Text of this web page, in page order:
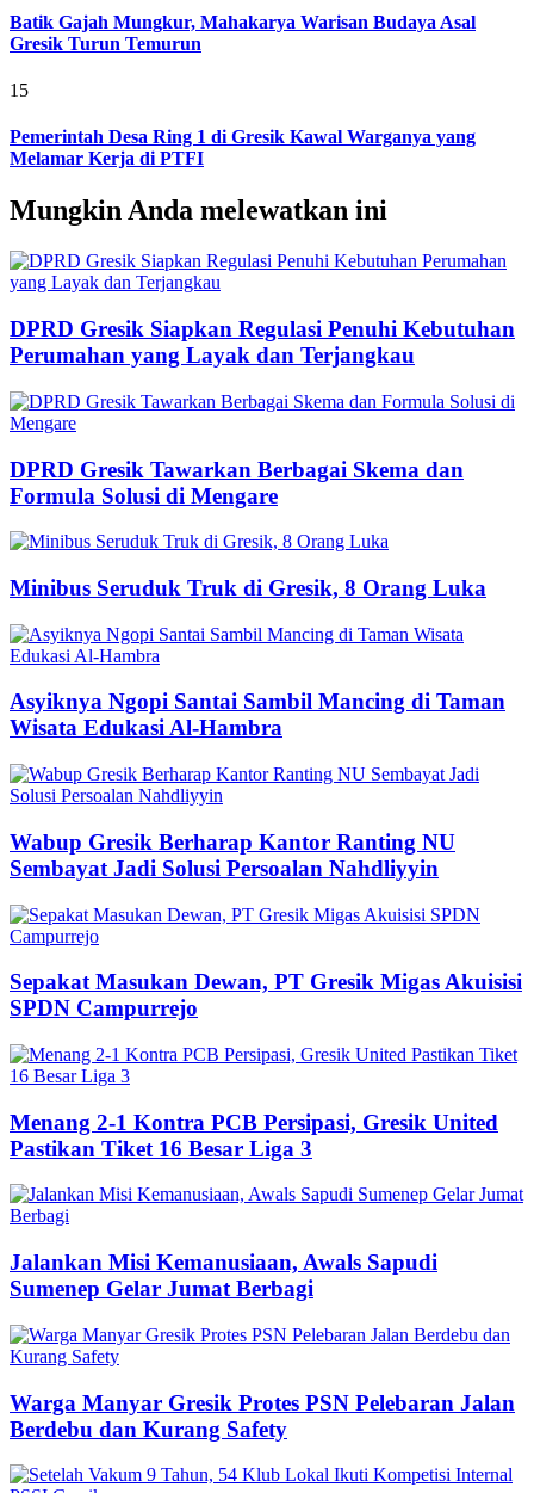
Batik Gajah Mungkur, Mahakarya Warisan Budaya Asal
Gresik Turun Temurun
15
Pemerintah Desa Ring 1 di Gresik Kawal Warganya yang
Melamar Kerja di PTFI
Mungkin Anda melewatkan ini
DPRD Gresik Siapkan Regulasi Penuhi Kebutuhan
Perumahan yang Layak dan Terjangkau
DPRD Gresik Tawarkan Berbagai Skema dan
Formula Solusi di Mengare
Minibus Seruduk Truk di Gresik, 8 Orang Luka
Asyiknya Ngopi Santai Sambil Mancing di Taman
Wisata Edukasi Al-Hambra
Wabup Gresik Berharap Kantor Ranting NU
Sembayat Jadi Solusi Persoalan Nahdliyyin
Sepakat Masukan Dewan, PT Gresik Migas Akuisisi
SPDN Campurrejo
Menang 2-1 Kontra PCB Persipasi, Gresik United
Pastikan Tiket 16 Besar Liga 3
Jalankan Misi Kemanusiaan, Awals Sapudi
Sumenep Gelar Jumat Berbagi
Warga Manyar Gresik Protes PSN Pelebaran Jalan
Berdebu dan Kurang Safety